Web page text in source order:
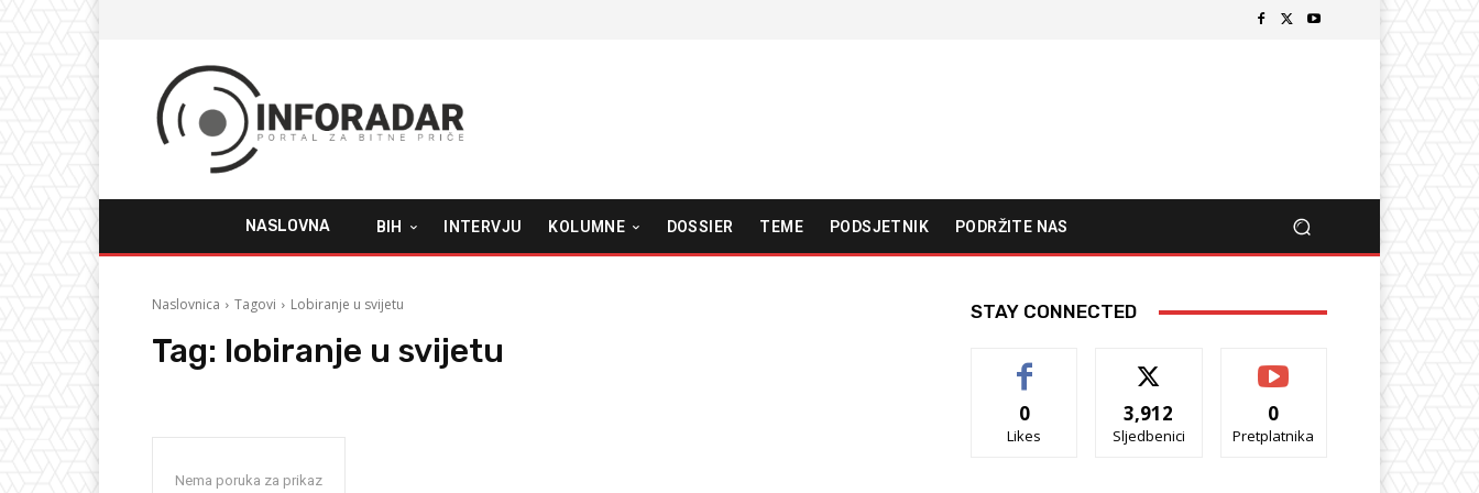
NASLOVNA BIH INTERVJU KOLUMNE DOSSIER TEME PODSJETNIK PODRŽITE NAS
Naslovnica Tagovi Lobiranje u svijetu
Tag: lobiranje u svijetu
Nema poruka za prikaz
STAY CONNECTED
0
Likes
3,912
Sljedbenici
0
Pretplatnika